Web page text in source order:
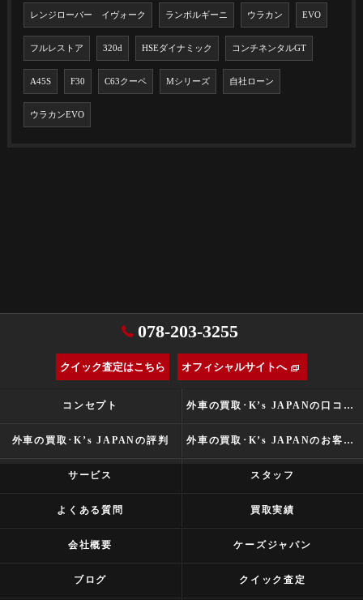
レンジローバー イヴォーク ランボルギーニ ウラカン EVO
フルレストア 320d HSEダイナミック コンチネンタルGT
A45S F30 C63クーペ Mシリーズ 自社ローン
ウラカンEVO
078-203-3255
クイック査定はこちら オフィシャルサイトへ
コンセプト 外車の買取･K’s JAPANの口コミ情報
外車の買取･K’s JAPANの評判 外車の買取･K’s JAPANのお客様の声
サービス スタッフ
よくある質問 買取実績
会社概要 ケーズジャパン
ブログ クイック査定